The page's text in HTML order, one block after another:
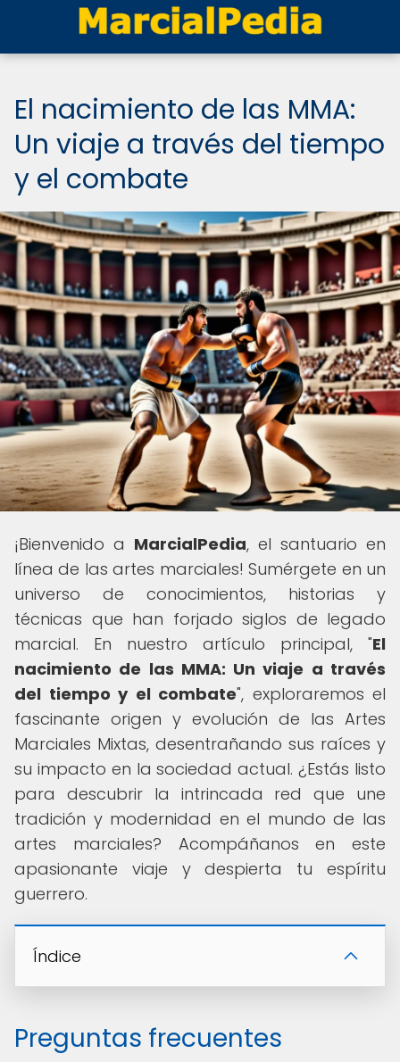
El nacimiento de las MMA:
Un viaje a través del tiempo
y el combate
¡Bienvenido a MarcialPedia, el santuario en
línea de las artes marciales! Sumérgete en un
universo de conocimientos, historias y
técnicas que han forjado siglos de legado
marcial. En nuestro artículo principal, "El
nacimiento de las MMA: Un viaje a través
del tiempo y el combate", exploraremos el
fascinante origen y evolución de las Artes
Marciales Mixtas, desentrañando sus raíces y
su impacto en la sociedad actual. ¿Estás listo
para descubrir la intrincada red que une
tradición y modernidad en el mundo de las
artes marciales? Acompáñanos en este
apasionante viaje y despierta tu espíritu
guerrero.
Índice
Preguntas frecuentes